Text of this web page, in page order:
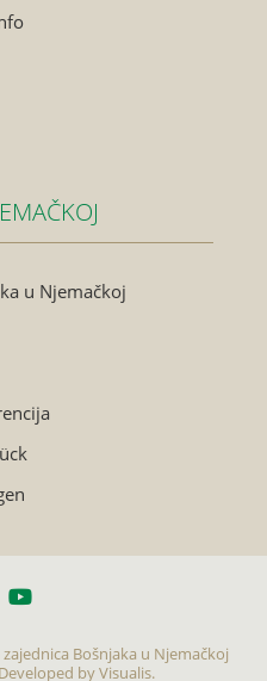
u Njemačkoj
Bošnjaka u Njemačkoj
byVisualis.